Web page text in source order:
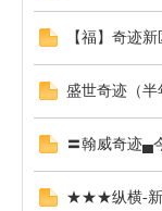
【福】奇
盛世奇迹（
〓翰威奇迹▄
★★★纵横-新